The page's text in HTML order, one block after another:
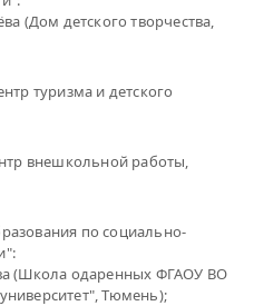
(Дом детского творчества,
туризма и детского
внешкольной работы,
по социально-
(Школа одаренных ФГАОУ ВО
Тюмень);